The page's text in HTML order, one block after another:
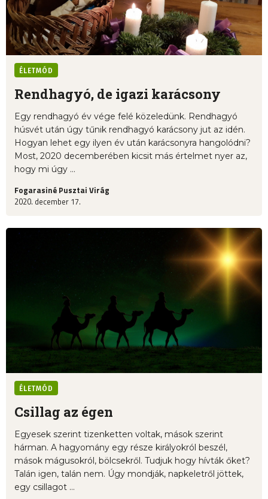
ÉLETMÓD
Rendhagyó, de igazi karácsony
Egy rendhagyó év vége felé közeledünk. Rendhagyó
húsvét után úgy tűnik rendhagyó karácsony jut az idén.
Hogyan lehet egy ilyen év után karácsonyra hangolódni?
Most, 2020 decemberében kicsit más értelmet nyer az,
hogy mi úgy ...
Fogarasiné Pusztai Virág
2020. december 17.
ÉLETMÓD
Csillag az égen
Egyesek szerint tizenketten voltak, mások szerint
hárman. A hagyomány egy része királyokról beszél,
mások mágusokról, bölcsekről. Tudjuk hogy hívták őket?
Talán igen, talán nem. Úgy mondják, napkeletről jöttek,
egy csillagot ...